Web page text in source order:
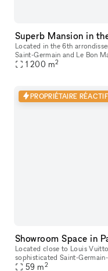
Superb Mansion in
Located in the 6th
Saint-Germain and Le Bon
1 200 m2
PROPRIÉTAIRE
Showroom Space in
Located close to Louis
sophisticated Saint-
space. This space is perfect
59 m2